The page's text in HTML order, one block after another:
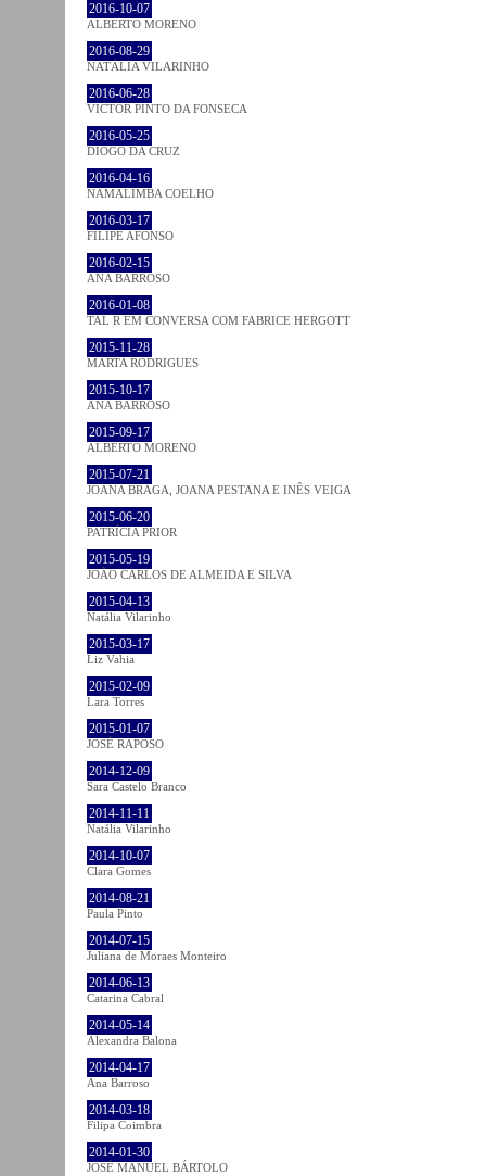
2016-10-07
ALBERTO MORENO
2016-08-29
NATÁLIA VILARINHO
2016-06-28
VICTOR PINTO DA FONSECA
2016-05-25
DIOGO DA CRUZ
2016-04-16
NAMALIMBA COELHO
2016-03-17
FILIPE AFONSO
2016-02-15
ANA BARROSO
2016-01-08
TAL R EM CONVERSA COM FABRICE HERGOTT
2015-11-28
MARTA RODRIGUES
2015-10-17
ANA BARROSO
2015-09-17
ALBERTO MORENO
2015-07-21
JOANA BRAGA, JOANA PESTANA E INÊS VEIGA
2015-06-20
PATRÍCIA PRIOR
2015-05-19
JOÃO CARLOS DE ALMEIDA E SILVA
2015-04-13
Natália Vilarinho
2015-03-17
Liz Vahia
2015-02-09
Lara Torres
2015-01-07
JOSÉ RAPOSO
2014-12-09
Sara Castelo Branco
2014-11-11
Natália Vilarinho
2014-10-07
Clara Gomes
2014-08-21
Paula Pinto
2014-07-15
Juliana de Moraes Monteiro
2014-06-13
Catarina Cabral
2014-05-14
Alexandra Balona
2014-04-17
Ana Barroso
2014-03-18
Filipa Coimbra
2014-01-30
JOSÉ MANUEL BÁRTOLO